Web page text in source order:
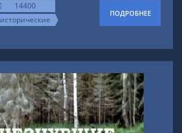
14400
исторические
ПОДРОБНЕЕ